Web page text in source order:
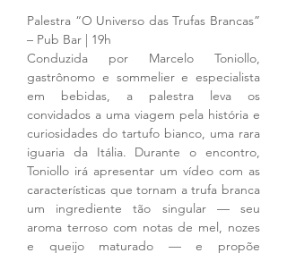
Palestra “O Universo das Trufas Brancas”
– Pub Bar | 19h
Conduzida por Marcelo Toniollo,
gastrônomo e sommelier e especialista
em bebidas, a palestra leva os
convidados a uma viagem pela história e
curiosidades do tartufo bianco, uma rara
iguaria da Itália. Durante o encontro,
Toniollo irá apresentar um vídeo com as
características que tornam a trufa branca
um ingrediente tão singular — seu
aroma terroso com notas de mel, nozes
e queijo maturado — e propõe